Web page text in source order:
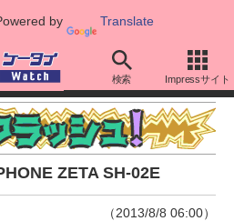
by Translate
検索 Impressサイト
ZETA SH-02E
（2013/8/8 06:00）